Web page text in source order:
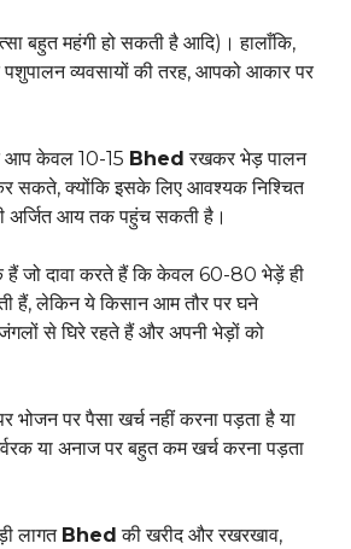
बहुत महंगी हो सकती है आदि)। हालाँकि,
व्यवसायों की तरह, आपको आकार पर
आप केवल 10-15 Bhed रखकर भेड़ पालन
सकते, क्योंकि इसके लिए आवश्यक निश्चित
अर्जित आय तक पहुंच सकती है।
हैं जो दावा करते हैं कि केवल 60-80 भेड़ें ही
हैं, लेकिन ये किसान आम तौर पर घने
से घिरे रहते हैं और अपनी भेड़ों को
भोजन पर पैसा खर्च नहीं करना पड़ता है या
या अनाज पर बहुत कम खर्च करना पड़ता
लागत Bhed की खरीद और रखरखाव,